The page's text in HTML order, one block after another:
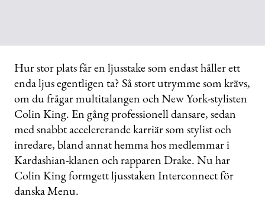
Hur stor plats får en ljusstake som endast håller ett
enda ljus egentligen ta? Så stort utrymme som krävs,
om du frågar multitalangen och New York-stylisten
Colin King. En gång professionell dansare, sedan
med snabbt accelererande karriär som stylist och
inredare, bland annat hemma hos medlemmar i
Kardashian-klanen och rapparen Drake. Nu har
Colin King formgett ljusstaken Interconnect för
danska Menu.